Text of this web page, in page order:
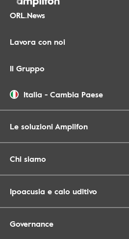
ORL.News
Lavora con noi
Il Gruppo
Italia - Cambia Paese
Le soluzioni Amplifon
Chi siamo
Ipoacusia e calo uditivo
Governance